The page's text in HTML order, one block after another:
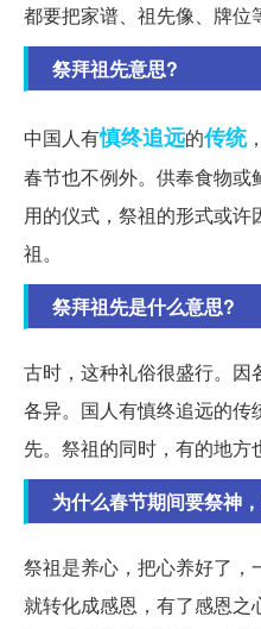
都要把家谱、祖先像、牌位
祭拜祖先意思?
中国人有慎终追远的传统
春节也不例外。供奉食物
用的仪式，祭祖的形式或
祖。
祭拜祖先是什么意思?
古时，这种礼俗很盛行。
各异。国人有慎终追远的传
先。祭祖的同时，有的地方
为什么春节期间要祭神
祭祖是养心，把心养好了，
就转化成感恩，有了感恩之